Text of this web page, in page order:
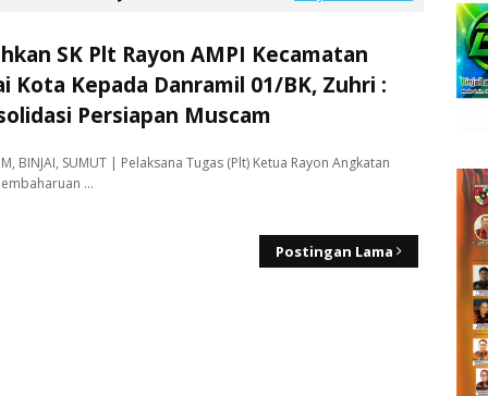
SK Plt Rayon AMPI Kecamatan
Kota Kepada Danramil 01/BK, Zuhri :
Persiapan Muscam
BINJAI, SUMUT | Pelaksana Tugas (Plt) Ketua Rayon Angkatan
…
Postingan Lama